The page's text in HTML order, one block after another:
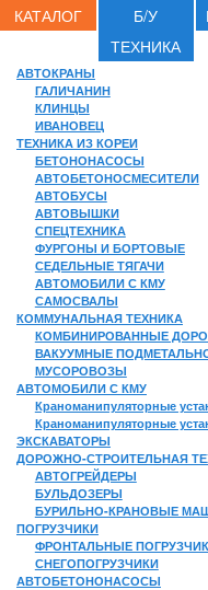
КАТАЛОГ
Б/У
ТЕХНИКА
АВТОКРАНЫ
ГАЛИЧАНИН
КЛИНЦЫ
ИВАНОВЕЦ
ТЕХНИКА ИЗ КОРЕИ
БЕТОНОНАСОСЫ
АВТОБЕТОНОСМЕСИТЕЛИ
АВТОБУСЫ
АВТОВЫШКИ
СПЕЦТЕХНИКА
ФУРГОНЫ И БОРТОВЫЕ
СЕДЕЛЬНЫЕ ТЯГАЧИ
АВТОМОБИЛИ С КМУ
САМОСВАЛЫ
КОММУНАЛЬНАЯ ТЕХНИКА
КОМБИНИРОВАННЫЕ
ВАКУУМНЫЕ
МУСОРОВОЗЫ
АВТОМОБИЛИ С КМУ
Краноманипуляторные
Краноманипуляторные
ЭКСКАВАТОРЫ
ДОРОЖНО-СТРОИТЕЛЬНАЯ
АВТОГРЕЙДЕРЫ
БУЛЬДОЗЕРЫ
БУРИЛЬНО-КРАНОВЫЕ
ПОГРУЗЧИКИ
ФРОНТАЛЬНЫЕ
СНЕГОПОГРУЗЧИКИ
АВТОБЕТОНОНАСОСЫ